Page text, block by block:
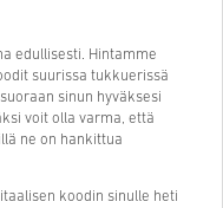
edullisesti. Hintamme
suurissa tukkuerissä
sinun hyväksesi
voit olla varma, että
ne on hankittua
koodin sinulle heti